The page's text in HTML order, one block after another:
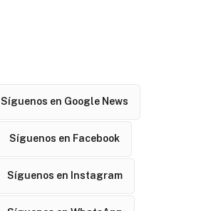
Síguenos en Google News
Síguenos en Facebook
Síguenos en Instagram